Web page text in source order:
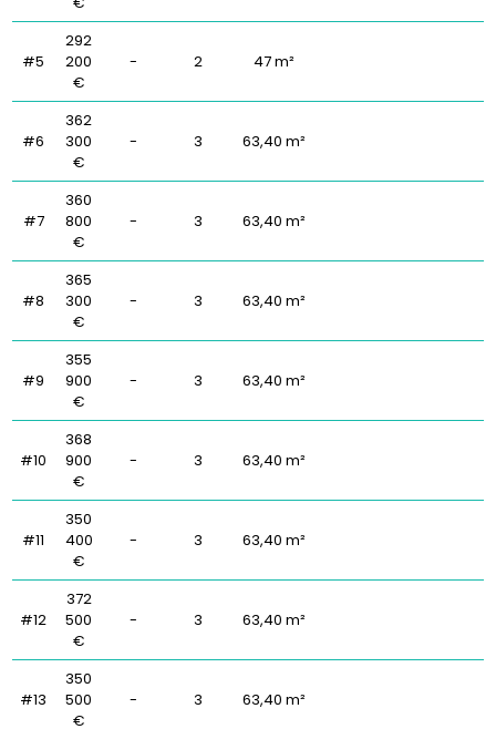
#5
292
200
€
- 2 47 m²
#6
362
300
€
- 3 63,40 m²
#7
360
800
€
- 3 63,40 m²
#8
365
300
€
- 3 63,40 m²
#9
355
900
€
- 3 63,40 m²
#10
368
900
€
- 3 63,40 m²
#11
350
400
€
- 3 63,40 m²
#12
372
500
€
- 3 63,40 m²
#13
350
500
€
- 3 63,40 m²